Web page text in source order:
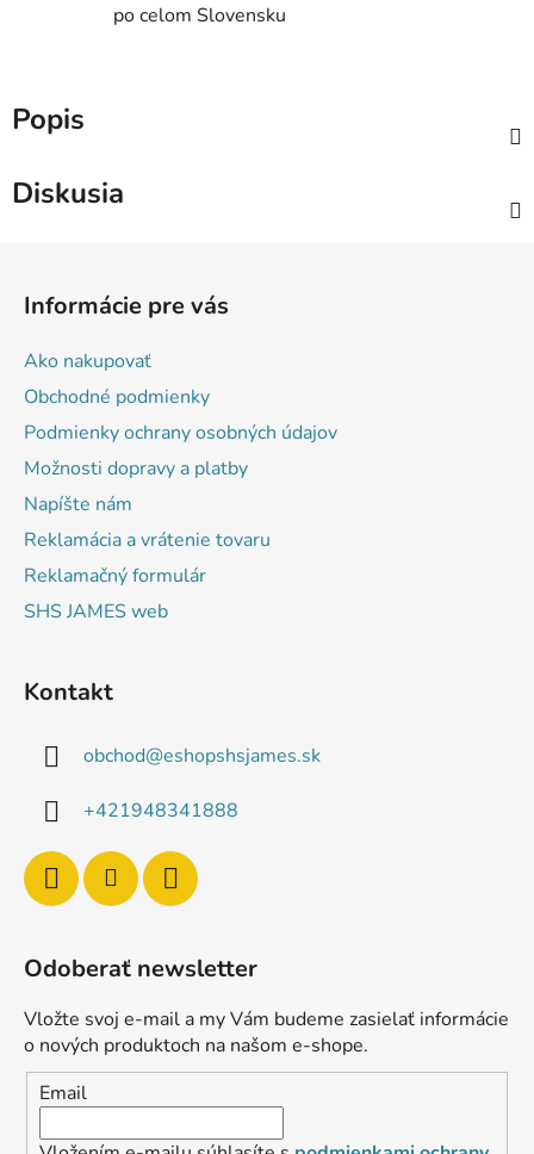
po celom Slovensku
Popis
Diskusia
Informácie pre vás
Ako nakupovať
Obchodné podmienky
Podmienky ochrany osobných údajov
Možnosti dopravy a platby
Napíšte nám
Reklamácia a vrátenie tovaru
Reklamačný formulár
SHS JAMES web
Kontakt
obchod@eshopshsjames.sk
+421948341888
Odoberať newsletter
Vložte svoj e-mail a my Vám budeme zasielať informácie
o nových produktoch na našom e-shope.
Email